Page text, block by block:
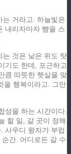
는 거라고. 하늘빛은
내리자마자 뺨을 스
는 것은 낮은 위도 탓
기도 한데, 포근하고
큼 따뜻한 햇살을 맞
을 행복이라고. 그만
성을 하는 시간이다.
할 일, 갈 곳이 정해
사우디 왕자가 부럽
간. 어디로든 갈 수